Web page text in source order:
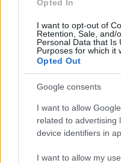
Opted In
I want to opt-out of
Retention, Sale, and/
Personal Data that Is
Purposes for which it
Opted Out
Google consents
I want to allow
related to advertising
device identifiers in
I want to allow my
Intelligenza
neutralità
diMaurizio
18 Novembre 2021,